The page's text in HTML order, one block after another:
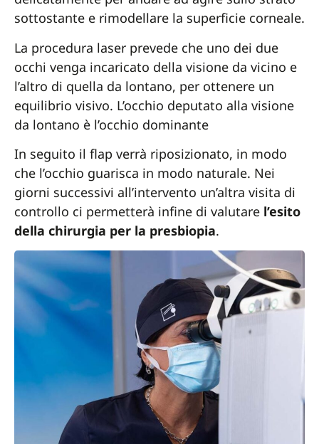
sottostante e rimodellare la superficie corneale.
La procedura laser prevede che uno dei due
occhi venga incaricato della visione da vicino e
l’altro di quella da lontano, per ottenere un
equilibrio visivo. L’occhio deputato alla visione
da lontano è l’occhio dominante
In seguito il flap verrà riposizionato, in modo
che l’occhio guarisca in modo naturale. Nei
giorni successivi all’intervento un’altra visita di
controllo ci permetterà infine di valutare l’esito
della chirurgia per la presbiopia.